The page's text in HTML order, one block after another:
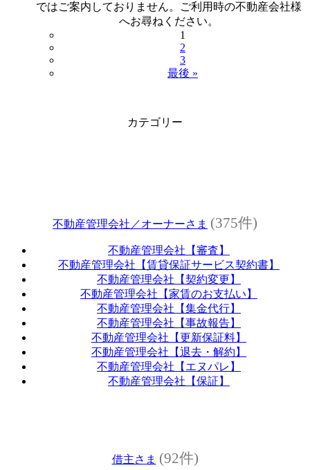
ではご案内しておりません。ご利用時の不動産会社様
へお尋ねください。
1
2
3
最後 »
カテゴリー
不動産管理会社／オーナーさま (375件)
不動産管理会社【審査】
不動産管理会社【賃貸保証サービス契約書】
不動産管理会社【契約変更】
不動産管理会社【家賃のお支払い】
不動産管理会社【集金代行】
不動産管理会社【事故報告】
不動産管理会社【更新保証料】
不動産管理会社【退去・解約】
不動産管理会社【エヌパレ】
不動産管理会社【保証】
借主さま (92件)